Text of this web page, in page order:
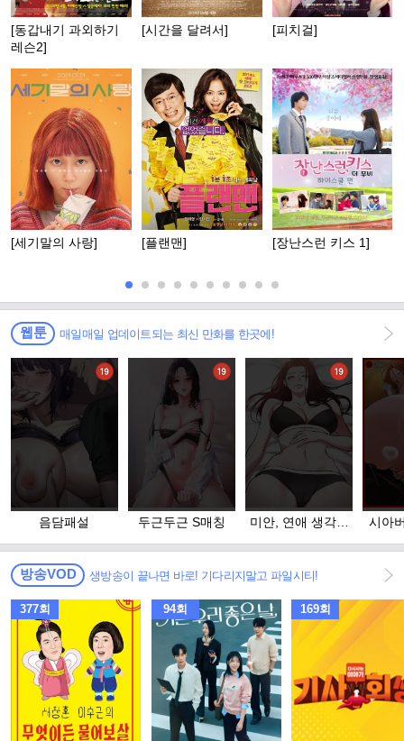
[동갑내기 과외하기
레슨2]
[시간을 달려서] [피치걸]
[세기말의 사랑] [플랜맨] [장난스런 키스 1]
웹툰 매일매일 업데이트되는 최신 만화를 한곳에!
음담패설 두근두근 S매칭
미안, 연애 생각은
시아
방송VOD 생방송이 끝나면 바로! 기다리지말고 파일시티!
377회 94회 169회